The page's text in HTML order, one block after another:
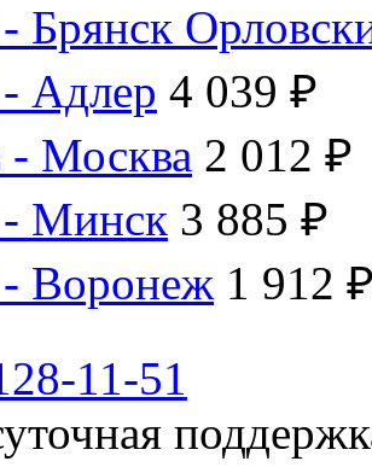
Брянск
Адлер 4 039 ₽
- Москва 2 012 ₽
Минск 3 885 ₽
Воронеж 1 912
11-51